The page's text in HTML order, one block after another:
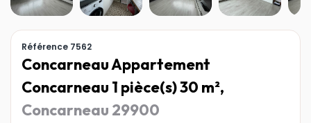
Référence 7562
Concarneau Appartement
Concarneau 1 pièce(s) 30 m²,
Concarneau 29900